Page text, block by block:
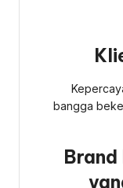
bangga
Brand